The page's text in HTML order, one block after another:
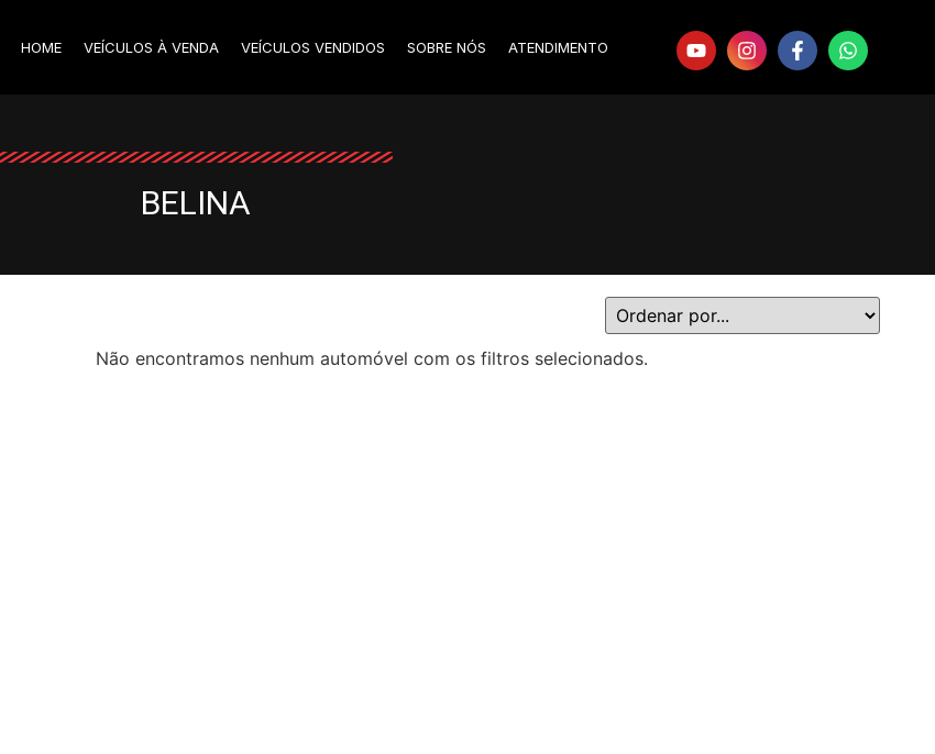
HOME VEÍCULOS À VENDA VEÍCULOS VENDIDOS SOBRE NÓS ATENDIMENTO
BELINA
Não encontramos nenhum automóvel com os filtros selecionados.